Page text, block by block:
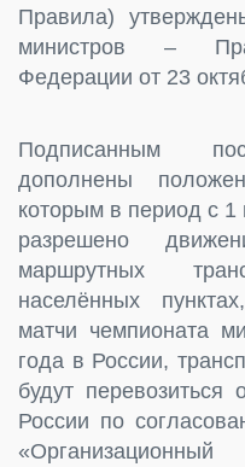
Правила)
министров –
Федерации от 23
Подписанным
дополнены
которым в период с
разрешено
маршрутных
населённых
матчи чемпионата
года в России,
будут
России по
«Организационный